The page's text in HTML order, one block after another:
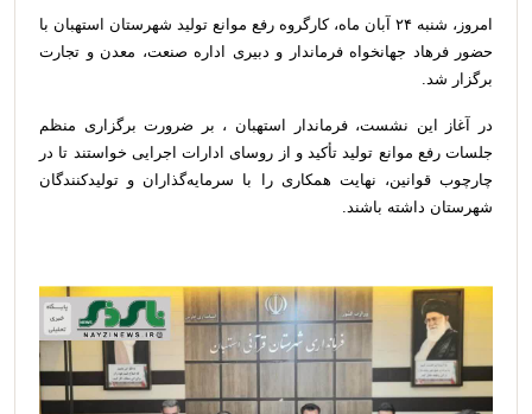
امروز، شنبه ۲۴ آبان ماه، کارگروه رفع موانع تولید شهرستان استهبان با
حضور فرهاد جهانخواه فرماندار و دبیری اداره صنعت، معدن و تجارت
برگزار شد.
در آغاز این نشست، فرماندار استهبان ، بر ضرورت برگزاری منظم
جلسات رفع موانع تولید تأکید و از روسای ادارات اجرایی خواستند تا در
چارچوب قوانین، نهایت همکاری را با سرمایه‌گذاران و تولیدکنندگان
شهرستان داشته باشند.